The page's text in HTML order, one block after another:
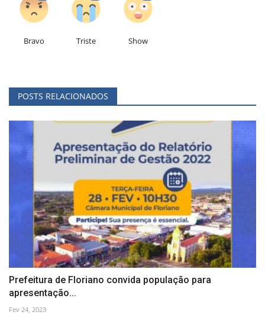
Bravo Triste Show
POSTS RELACIONADOS
Prefeitura de Floriano convida população para
apresentação...
Fev 24, 2023